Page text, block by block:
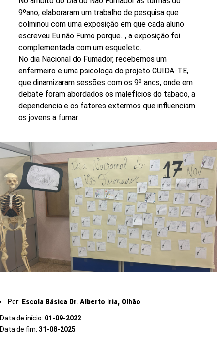
9ºano, elaboraram um trabalho de pesquisa que
colminou com uma exposição em que cada aluno
escreveu Eu não Fumo porque..., a exposição foi
complementada com um esqueleto.
No dia Nacional do Fumador, recebemos um
enfermeiro e uma psicologa do projeto CUIDA-TE,
que dinamizaram sessões com os 9º anos, onde em
debate foram abordados os malefícios do tabaco, a
dependencia e os fatores extermos que influenciam
os jovens a fumar.
Por: Escola Básica Dr. Alberto Iria, Olhão
Data de início: 01-09-2022
Data de fim: 31-08-2025